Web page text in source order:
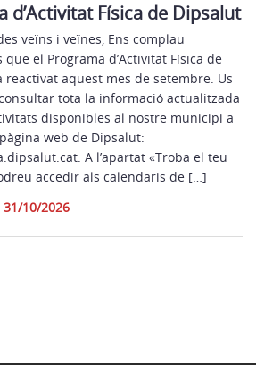
d’Activitat Física de Dipsalut
veïns i veïnes, Ens complau
el Programa d’Activitat Física de
reactivat aquest mes de setembre. Us
tota la informació actualitzada
disponibles al nostre municipi a
web de Dipsalut:
A l’apartat «Troba el teu
accedir als calendaris de […]
10/2026